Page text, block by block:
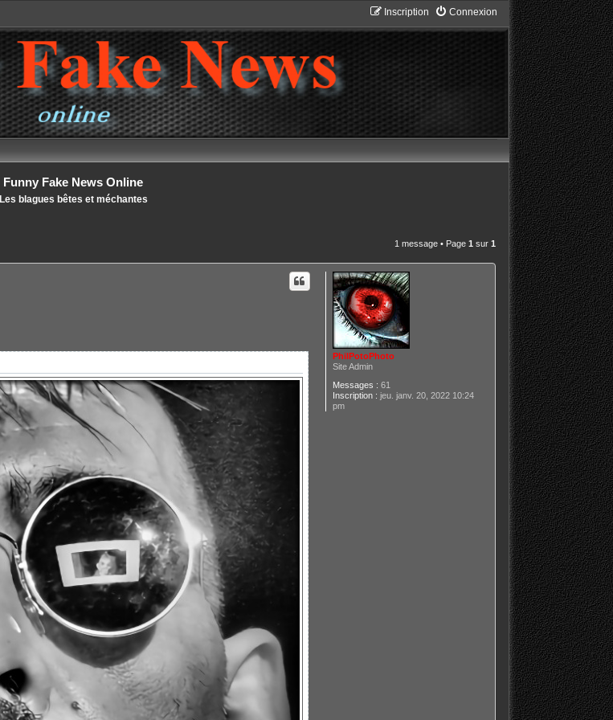
Connexion
Inscription
Funny Fake News Online
Les blagues bêtes et méchantes
1 message • Page 1 sur 1
PhilPotoPhoto
Site Admin
Messages : 61
Inscription : jeu. janv. 20, 2022 10:24
pm